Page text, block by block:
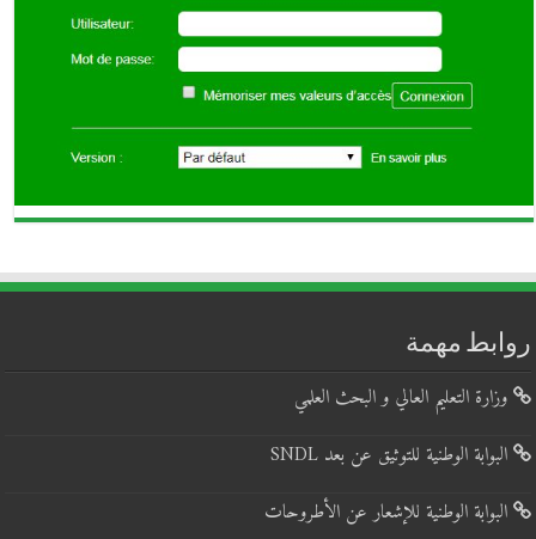
روابط مهمة
وزارة التعليم العالي و البحث العلمي
البوابة الوطنية للتوثيق عن بعد SNDL
البوابة الوطنية للإشعار عن الأطروحات